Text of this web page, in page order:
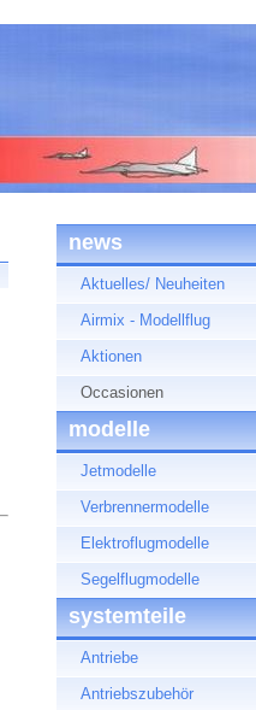
news
Aktuelles/ Neuheiten
Airmix - Modellflug
Aktionen
Occasionen
modelle
Jetmodelle
Verbrennermodelle
Elektroflugmodelle
Segelflugmodelle
systemteile
Antriebe
Antriebszubehör